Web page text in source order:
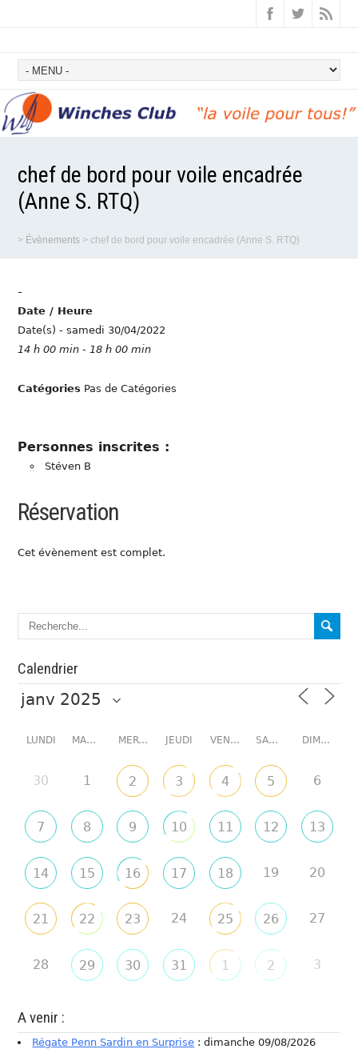
chef de bord pour voile encadrée
(Anne S. RTQ)
> Évènements >chef de bord pour voile encadrée (Anne S. RTQ)
-
Date / Heure
Date(s) - samedi 30/04/2022
14 h 00 min - 18 h 00 min
Catégories Pas de Catégories
Personnes inscrites :
Stéven B
Réservation
Cet évènement est complet.
Calendrier
LUNDI MARDI MERCREDI JEUDI VENDREDI SAMEDI DIMANCHE
30 1 2 3 4 5 6
7 8 9 10 11 12 13
14 15 16 17 18 19 20
21 22 23 24 25 26 27
28 29 30 31 1 2 3
A venir :
Régate Penn Sardin en Surprise : dimanche 09/08/2026